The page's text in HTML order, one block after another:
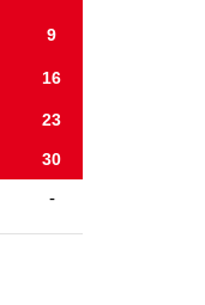
9
16
23
30
-